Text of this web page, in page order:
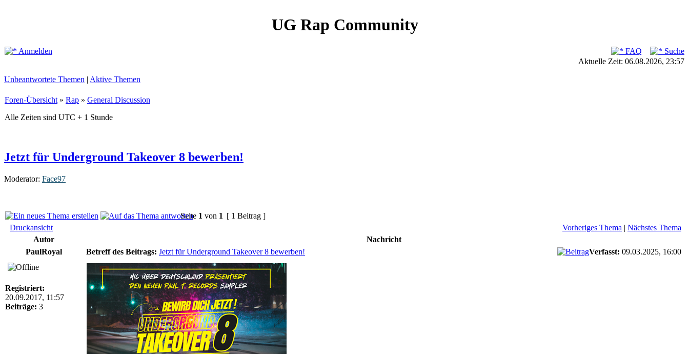
UG Rap Community
Anmelden FAQ
Suche
Aktuelle Zeit: 06.08.2026, 23:57
Unbeantwortete Themen | Aktive Themen
Foren-Übersicht » Rap » General Discussion
Alle Zeiten sind UTC + 1 Stunde
Jetzt für Underground Takeover 8 bewerben!
Moderator: Face97
Seite 1 von 1 [ 1 Beitrag ]
Druckansicht
Vorheriges Thema | Nächstes Thema
Autor
Nachricht
PaulRoyal
Betreff des Beitrags: Jetzt für Underground Takeover 8 bewerben! Verfasst: 09.03.2025, 16:00
Registriert:
20.09.2017, 11:57
Beiträge: 3